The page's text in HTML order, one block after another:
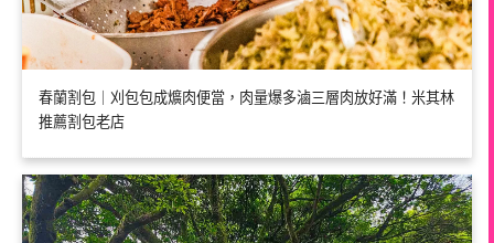
春蘭割包｜刈包包成爌肉便當，肉量爆多滷三層肉放好滿！米其林
推薦割包老店